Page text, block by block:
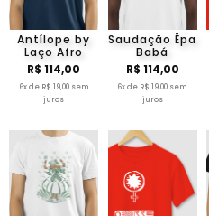
Antílope by
Laço Afro
R$ 114,00
6x de R$ 19,00 sem
juros
Saudação Êpa
Babá
R$ 114,00
6x de R$ 19,00 sem
juros